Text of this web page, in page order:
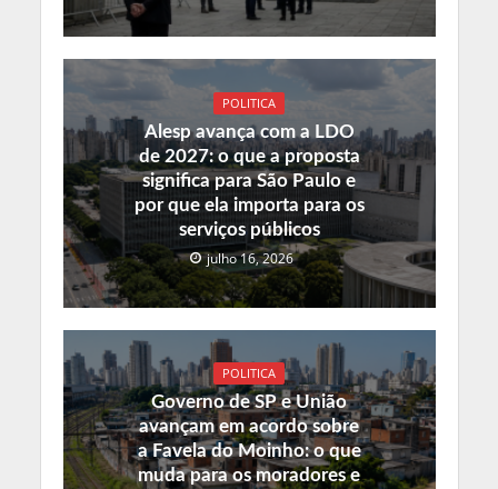
POLITICA
Alesp avança com a LDO
de 2027: o que a proposta
significa para São Paulo e
por que ela importa para os
serviços públicos
julho 16, 2026
POLITICA
Governo de SP e União
avançam em acordo sobre
a Favela do Moinho: o que
muda para os moradores e